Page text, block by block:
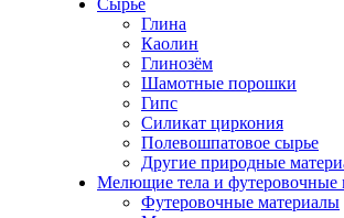
Сырьё
Глина
Каолин
Глинозём
Шамотные порошки
Гипс
Силикат циркония
Полевошпатовое сырье
Другие природные
Мелющие тела и футеровочные
Футеровочные материалы